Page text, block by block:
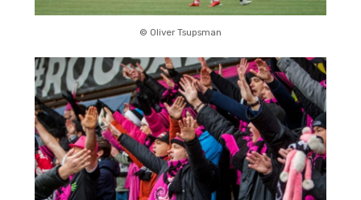
© Oliver Tsupsman